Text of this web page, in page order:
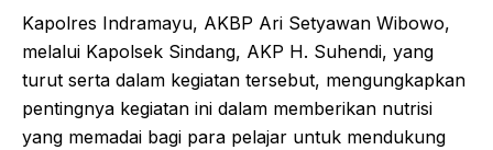
Kapolres Indramayu, AKBP Ari Setyawan Wibowo,
melalui Kapolsek Sindang, AKP H. Suhendi, yang
turut serta dalam kegiatan tersebut, mengungkapkan
pentingnya kegiatan ini dalam memberikan nutrisi
yang memadai bagi para pelajar untuk mendukung